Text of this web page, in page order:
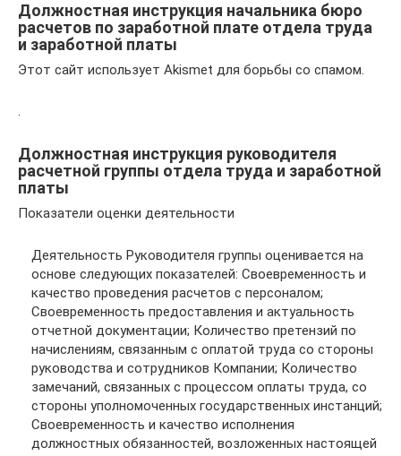
Должностная инструкция начальника бюро
расчетов по заработной плате отдела труда
и заработной платы
Этот сайт использует Akismet для борьбы со спамом.
.
Должностная инструкция руководителя
расчетной группы отдела труда и заработной
платы
Показатели оценки деятельности
Деятельность Руководителя группы оценивается на
основе следующих показателей: Своевременность и
качество проведения расчетов с персоналом;
Своевременность предоставления и актуальность
отчетной документации; Количество претензий по
начислениям, связанным с оплатой труда со стороны
руководства и сотрудников Компании; Количество
замечаний, связанных с процессом оплаты труда, со
стороны уполномоченных государственных инстанций;
Своевременность и качество исполнения
должностных обязанностей, возложенных настоящей